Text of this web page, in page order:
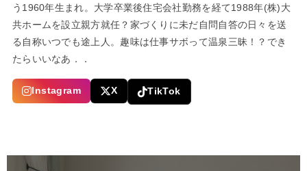
う1960年生まれ。大学卒業後住宅会社勤務を経て1988年(株)大
共ホームを設立親方就任？家づくりに未だ自問自答の日々を送
る自称いつでも途上人。趣味は仕事サボって温泉三昧！？でき
たらいいなあ．．
Instagram X TikTok